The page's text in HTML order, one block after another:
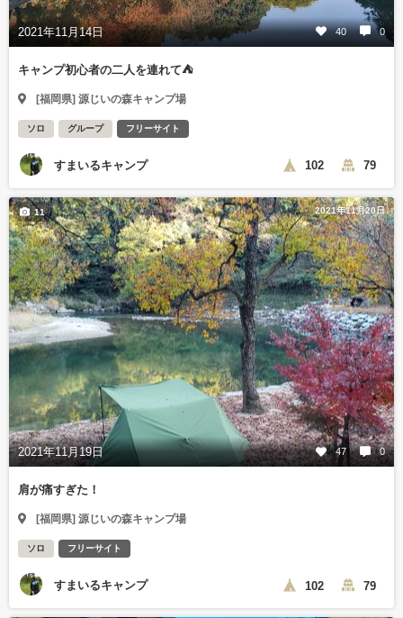
2021年11月14日 40 0
キャンプ初心者の二人を連れて⛺
[福岡県] 源じいの森キャンプ場
ソロ グループ フリーサイト
すまいるキャンプ 102 79
2021年11月20日
2021年11月19日 47 0
11
肩が痛すぎた！
[福岡県] 源じいの森キャンプ場
ソロ フリーサイト
すまいるキャンプ 102 79